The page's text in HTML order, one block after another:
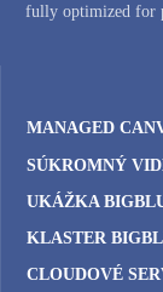
fully optimized for
MANAGED
SÚKROMNÝ
UKÁŽKA
KLASTER
CLOUDOVÉ